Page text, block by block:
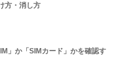
方・消し方
」か「SIMカード」かを確認す